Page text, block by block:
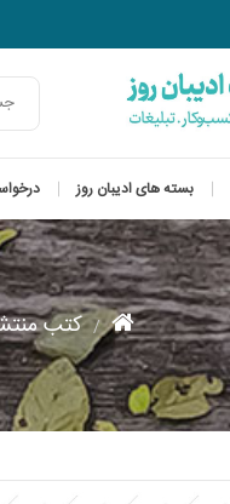
بسته های ادیبان روز
کتب